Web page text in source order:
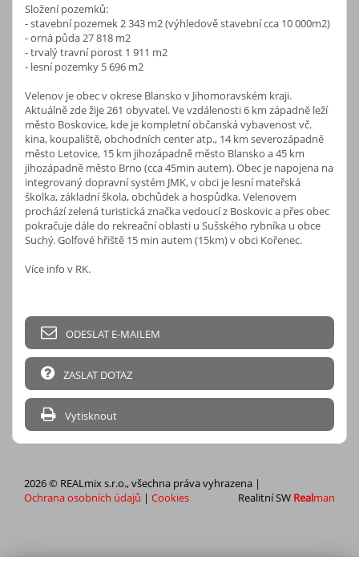
Složení pozemků:
- stavební pozemek 2 343 m2 (výhledově stavební cca 10 000m2)
- orná půda 27 818 m2
- trvalý travní porost 1 911 m2
- lesní pozemky 5 696 m2
Velenov je obec v okrese Blansko v Jihomoravském kraji.
Aktuálně zde žije 261 obyvatel. Ve vzdálenosti 6 km západně leží
město Boskovice, kde je kompletní občanská vybavenost vč.
kina, koupaliště, obchodních center atp., 14 km severozápadně
město Letovice, 15 km jihozápadně město Blansko a 45 km
jihozápadně město Brno (cca 45min autem). Obec je napojena na
integrovaný dopravní systém JMK, v obci je lesní mateřská
školka, základní škola, obchůdek a hospůdka. Velenovem
prochází zelená turistická značka vedoucí z Boskovic a přes obec
pokračuje dále do rekreační oblasti u Sušského rybníka u obce
Suchý. Golfové hřiště 15 min autem (15km) v obci Kořenec.
Více info v RK.
ODESLAT E-MAILEM
ZASLAT DOTAZ
Vytisknout
2026 © REALmix s.r.o., všechna práva vyhrazena |
Ochrana osobních údajů | Cookies Realitní SW Realman